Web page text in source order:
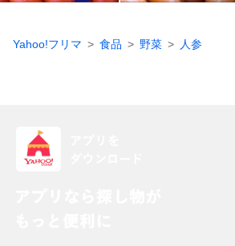
Yahoo!フリマ 食品 野菜 人参